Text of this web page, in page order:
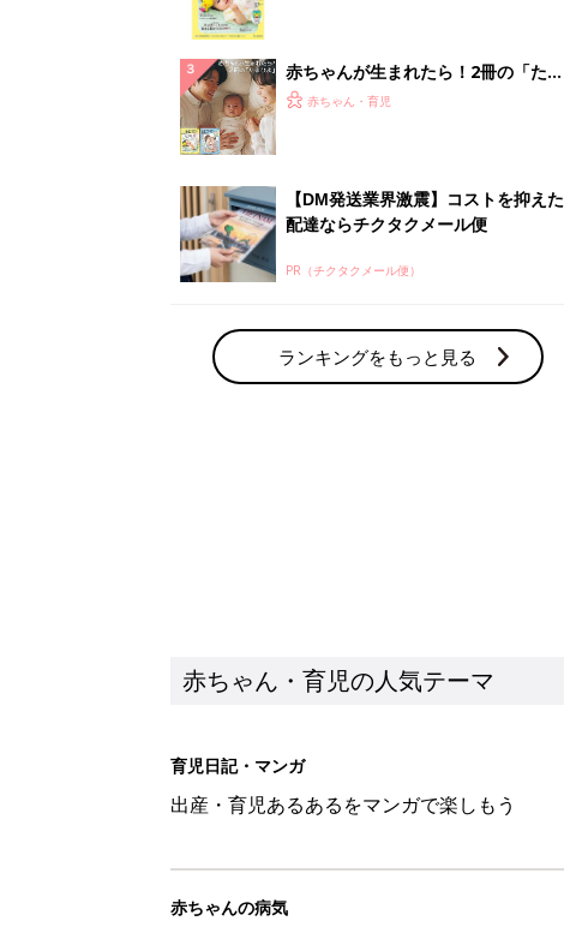
赤ちゃんが生まれたら！2冊の「たま
ひよ」
赤ちゃん・育児
【DM発送業界激震】コストを抑えた
配達ならチクタクメール便
PR（チクタクメール便）
ランキングをもっと見る
赤ちゃん・育児の人気テーマ
育児日記・マンガ
出産・育児あるあるをマンガで楽しもう
赤ちゃんの病気